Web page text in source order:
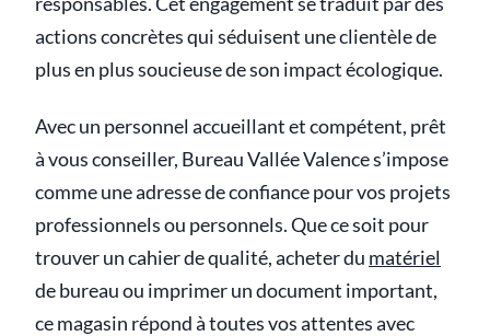
actions concrètes qui séduisent une clientèle de
plus en plus soucieuse de son impact écologique.
Avec un personnel accueillant et compétent, prêt
à vous conseiller, Bureau Vallée Valence s’impose
comme une adresse de confiance pour vos projets
professionnels ou personnels. Que ce soit pour
trouver un cahier de qualité, acheter du matériel
de bureau ou imprimer un document important,
ce magasin répond à toutes vos attentes avec